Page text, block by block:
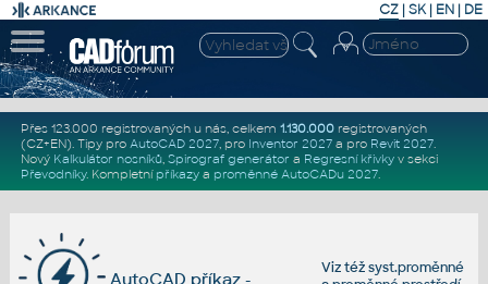
CZ | SK| EN | DE
Přes 123.000 registrovaných u nás, celkem 1.130.000registrovaných
(CZ+EN). Tipy pro AutoCAD 2027, pro Inventor 2027a pro Revit 2027.
Nový Kalkulátor nosníků, Spirograf generátor a Regresní křivkyv sekci
Převodníky. Kompletní příkazya proměnné AutoCADu 2027.
Viz téžsyst.proměnné
AutoCAD příkaz -